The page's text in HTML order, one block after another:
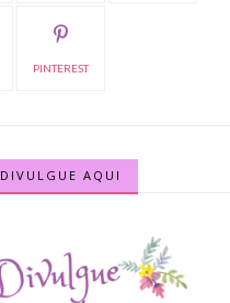
PINTEREST
DIVULGUE AQUI